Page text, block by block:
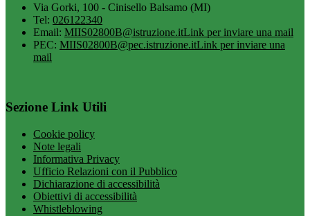
Via Gorki, 100 - Cinisello Balsamo (MI)
Tel: 026122340
Email: MIIS02800B@istruzione.itLink per inviare una mail
PEC: MIIS02800B@pec.istruzione.itLink per inviare una
mail
Sezione Link Utili
Cookie policy
Note legali
Informativa Privacy
Ufficio Relazioni con il Pubblico
Dichiarazione di accessibilità
Obiettivi di accessibilità
Whistleblowing